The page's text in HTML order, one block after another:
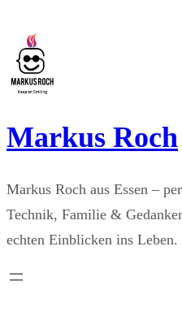
Inhalt
springen
Markus Roch
Markus Roch aus Essen –
Technik, Familie &
echten Einblicken ins Leben.